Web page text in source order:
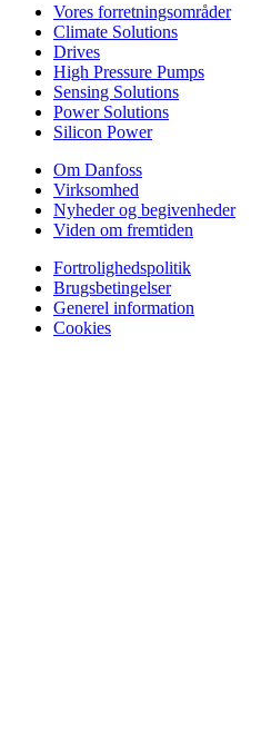
Vores forretningsområder
Climate Solutions
Drives
High Pressure Pumps
Sensing Solutions
Power Solutions
Silicon Power
Om Danfoss
Virksomhed
Nyheder og begivenheder
Viden om fremtiden
Fortrolighedspolitik
Brugsbetingelser
Generel information
Cookies